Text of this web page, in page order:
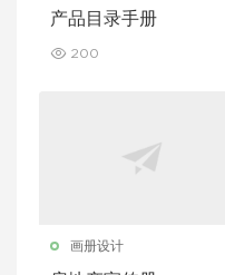
产品目录手册
200
画册设计